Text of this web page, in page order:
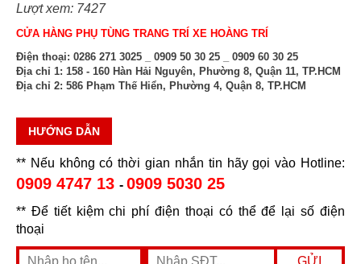
Lượt xem: 7427
CỬA HÀNG PHỤ TÙNG TRANG TRÍ XE HOÀNG TRÍ
Điện thoại: 0286 271 3025 _ 0909 50 30 25 _ 0909 60 30 25
Địa chỉ 1: 158 - 160 Hàn Hải Nguyên, Phường 8, Quận 11, TP.HCM
Địa chỉ 2: 586 Phạm Thế Hiển, Phường 4, Quận 8, TP.HCM
HƯỚNG DẪN
** Nếu không có thời gian nhắn tin hãy gọi vào Hotline:
0909 4747 13 - 0909 5030 25
** Để tiết kiệm chi phí điện thoại có thể để lại số điện
thoại